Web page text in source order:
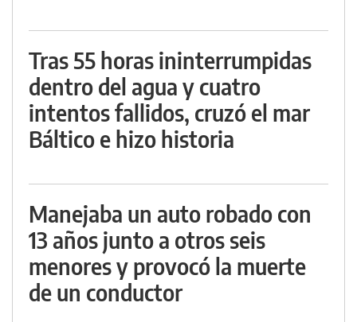
Tras 55 horas ininterrumpidas
dentro del agua y cuatro
intentos fallidos, cruzó el mar
Báltico e hizo historia
Manejaba un auto robado con
13 años junto a otros seis
menores y provocó la muerte
de un conductor